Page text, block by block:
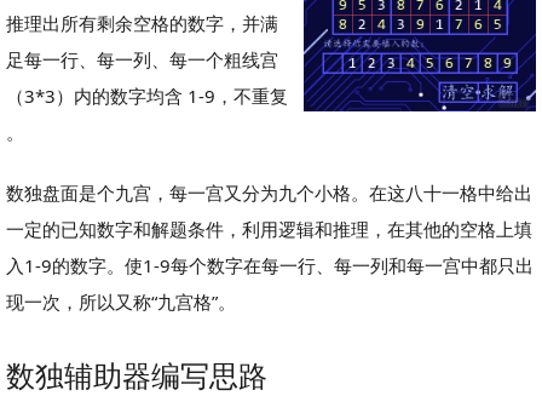
推理出所有剩余空格的数字，并满
足每一行、每一列、每一个粗线宫
（3*3）内的数字均含 1-9，不重复
。
数独盘面是个九宫，每一宫又分为九个小格。在这八十一格中给出
一定的已知数字和解题条件，利用逻辑和推理，在其他的空格上填
入1-9的数字。使1-9每个数字在每一行、每一列和每一宫中都只出
现一次，所以又称“九宫格”。
数独辅助器编写思路